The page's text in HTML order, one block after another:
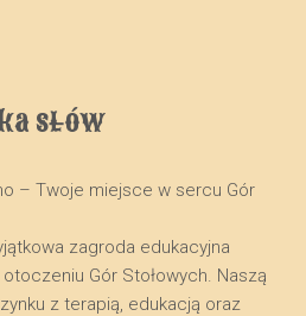
słów
– Twoje miejsce w sercu Gór
zagroda edukacyjna
Gór Stołowych. Naszą
z terapią, edukacją oraz